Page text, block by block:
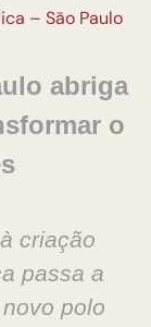
– São Paulo
abriga
o
criação
passa a
polo